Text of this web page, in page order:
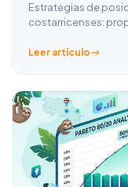
Estrategias de
costarricenses:
Leer artículo